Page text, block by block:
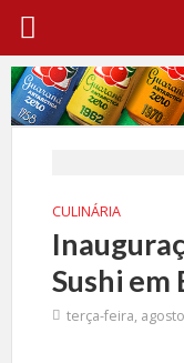
CULINÁRIA
Sushi em
terça-feira,